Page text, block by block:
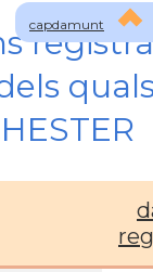
capdamunt